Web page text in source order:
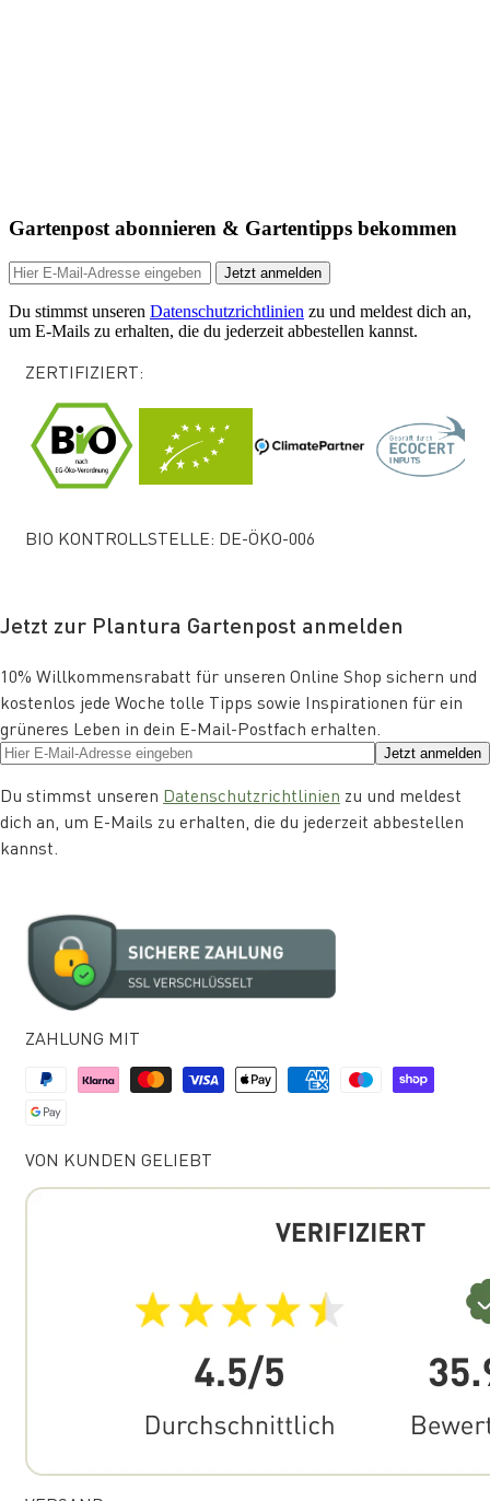
Gartenpost abonnieren & Gartentipps bekommen
Jetzt anmelden
Du stimmst unseren Datenschutzrichtlinien zu und meldest dich an,
um E-Mails zu erhalten, die du jederzeit abbestellen kannst.
ZERTIFIZIERT:
BIO KONTROLLSTELLE: DE-ÖKO-006
Jetzt zur Plantura Gartenpost anmelden
10% Willkommensrabatt für unseren Online Shop sichern und
kostenlos jede Woche tolle Tipps sowie Inspirationen für ein
grüneres Leben in dein E-Mail-Postfach erhalten.
Jetzt anmelden
Du stimmst unseren Datenschutzrichtlinien zu und meldest
dich an, um E-Mails zu erhalten, die du jederzeit abbestellen
kannst.
ZAHLUNG MIT
VON KUNDEN GELIEBT